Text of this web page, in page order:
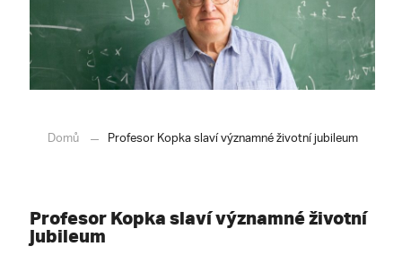
Domů Profesor Kopka slaví významné životní jubileum
Profesor Kopka slaví významné životní
jubileum